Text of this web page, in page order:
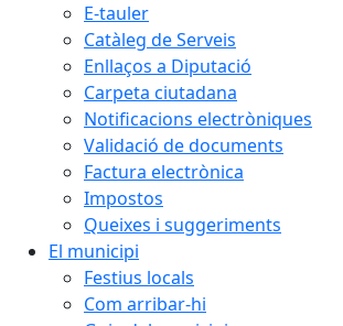
E-tauler
Catàleg de Serveis
Enllaços a Diputació
Carpeta ciutadana
Notificacions electròniques
Validació de documents
Factura electrònica
Impostos
Queixes i suggeriments
El municipi
Festius locals
Com arribar-hi